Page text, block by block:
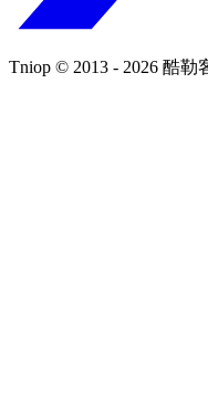
Tniop © 2013 - 2026 酷勒